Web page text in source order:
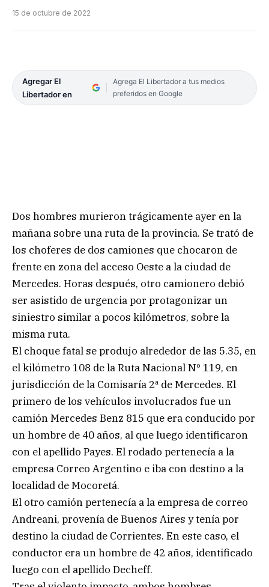
15 de octubre de 2022
Agregar El
Libertador en
Agrega El Libertador a tus medios
preferidos en Google
Dos hombres murieron trágicamente ayer en la
mañana sobre una ruta de la provincia. Se trató de
los choferes de dos camiones que chocaron de
frente en zona del acceso Oeste a la ciudad de
Mercedes. Horas después, otro camionero debió
ser asistido de urgencia por protagonizar un
siniestro similar a pocos kilómetros, sobre la
misma ruta.
El choque fatal se produjo alrededor de las 5.35, en
el kilómetro 108 de la Ruta Nacional Nº 119, en
jurisdicción de la Comisaría 2ª de Mercedes. El
primero de los vehículos involucrados fue un
camión Mercedes Benz 815 que era conducido por
un hombre de 40 años, al que luego identificaron
con el apellido Payes. El rodado pertenecía a la
empresa Correo Argentino e iba con destino a la
localidad de Mocoretá.
El otro camión pertenecía a la empresa de correo
Andreani, provenía de Buenos Aires y tenía por
destino la ciudad de Corrientes. En este caso, el
conductor era un hombre de 42 años, identificado
luego con el apellido Decheff.